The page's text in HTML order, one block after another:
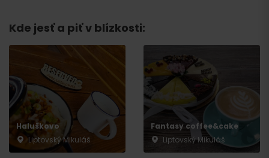
Kde jesť a piť v blízkosti:
Haluškovo
Liptovský Mikuláš
Fantasy coffee&cake
Liptovský Mikuláš